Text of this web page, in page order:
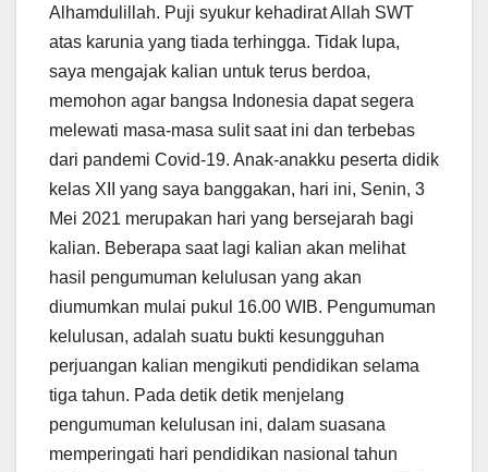
Alhamdulillah. Puji syukur kehadirat Allah SWT
atas karunia yang tiada terhingga. Tidak lupa,
saya mengajak kalian untuk terus berdoa,
memohon agar bangsa Indonesia dapat segera
melewati masa-masa sulit saat ini dan terbebas
dari pandemi Covid-19. Anak-anakku peserta didik
kelas XII yang saya banggakan, hari ini, Senin, 3
Mei 2021 merupakan hari yang bersejarah bagi
kalian. Beberapa saat lagi kalian akan melihat
hasil pengumuman kelulusan yang akan
diumumkan mulai pukul 16.00 WIB. Pengumuman
kelulusan, adalah suatu bukti kesungguhan
perjuangan kalian mengikuti pendidikan selama
tiga tahun. Pada detik detik menjelang
pengumuman kelulusan ini, dalam suasana
memperingati hari pendidikan nasional tahun